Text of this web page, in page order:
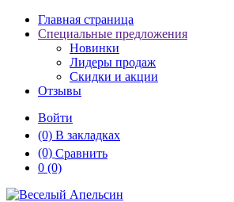
Главная страница
Специальные предложения
Новинки
Лидеры продаж
Скидки и акции
Отзывы
Войти
(0) В закладках
(0) Сравнить
0 (0)